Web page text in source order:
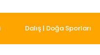
Dalış | Doğa Sporları